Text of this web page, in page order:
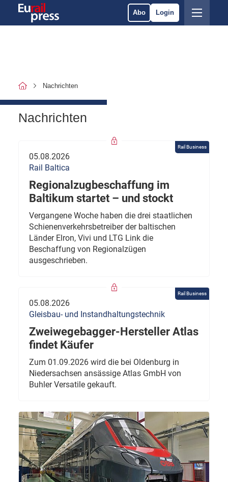
Abo Login
Nachrichten
Nachrichten
Rail Business
05.08.2026
Rail Baltica
Regionalzugbeschaffung im
Baltikum startet – und stockt
Vergangene Woche haben die drei staatlichen
Schienenverkehrsbetreiber der baltischen
Länder Elron, Vivi und LTG Link die
Beschaffung von Regionalzügen
ausgeschrieben.
Rail Business
05.08.2026
Gleisbau- und Instandhaltungstechnik
Zweiwegebagger-Hersteller Atlas
findet Käufer
Zum 01.09.2026 wird die bei Oldenburg in
Niedersachsen ansässige Atlas GmbH von
Buhler Versatile gekauft.